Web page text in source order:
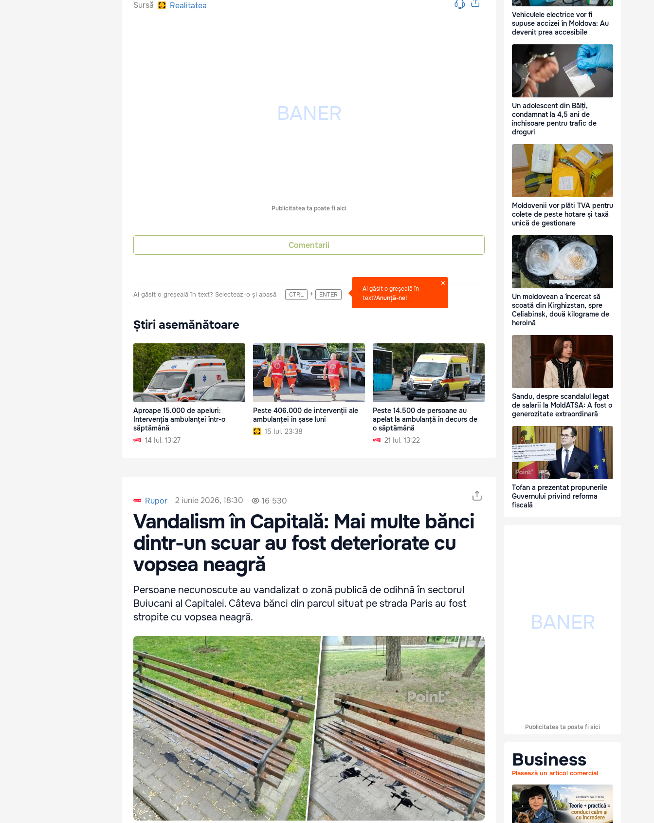
Sursă Realitatea
Publicitatea ta poate fi aici
Comentarii
Ai găsit o greșeală în text? Selecteaz-o și apasă CTRL + ENTER
Ai găsit o greșeală în
text?Anunță-ne!
Știri asemănătoare
Aproape 15.000 de apeluri:
Intervenția ambulanței într-o
săptămână
14 Iul. 13:27
Peste 406.000 de intervenții ale
ambulanței în șase luni
15 Iul. 23:38
Peste 14.500 de persoane au
apelat la ambulanță în decurs de
o săptămână
21 Iul. 13:22
Rupor 2 iunie 2026, 18:30 16 530
Vandalism în Capitală: Mai multe bănci
dintr-un scuar au fost deteriorate cu
vopsea neagră
Persoane necunoscute au vandalizat o zonă publică de odihnă în sectorul
Buiucani al Capitalei. Câteva bănci din parcul situat pe strada Paris au fost
stropite cu vopsea neagră.
Vehiculele electrice vor fi
supuse accizei în Moldova: Au
devenit prea accesibile
Un adolescent din Bălți,
condamnat la 4,5 ani de
închisoare pentru trafic de
droguri
Moldovenii vor plăti TVA pentru
colete de peste hotare și taxă
unică de gestionare
Un moldovean a încercat să
scoată din Kirghizstan, spre
Celiabinsk, două kilograme de
heroină
Sandu, despre scandalul legat
de salarii la MoldATSA: A fost o
generozitate extraordinară
Tofan a prezentat propunerile
Guvernului privind reforma
fiscală
Publicitatea ta poate fi aici
Business
Plasează un articol comercial